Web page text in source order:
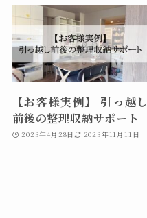
【お客様実例】 引っ越し
前後の整理収納サポート
2023年4月28日 2023年11月11日